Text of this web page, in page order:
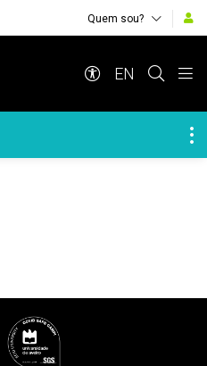
Quem sou?
EN